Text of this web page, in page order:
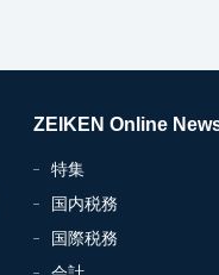
ZEIKEN Online
特集
国内税務
国際税務